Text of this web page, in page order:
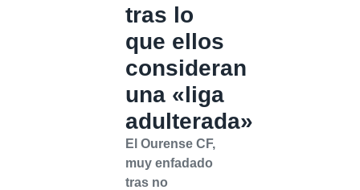
tras lo
que ellos
consideran
una «liga
adulterada»
El Ourense CF,
muy enfadado
tras no